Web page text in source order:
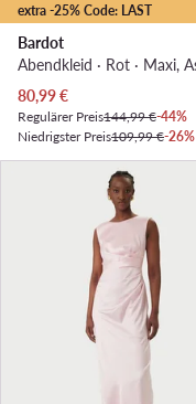
extra -25% Code: LAST
Bardot
Aktueller Preis
80,99€
Regulärer Preis144,99 €-44%
Niedrigster Preis109,99 €-26%